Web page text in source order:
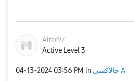
Alfar97
Active Level 3
‎04-13-2024 03:56 PM in جالاكسى A